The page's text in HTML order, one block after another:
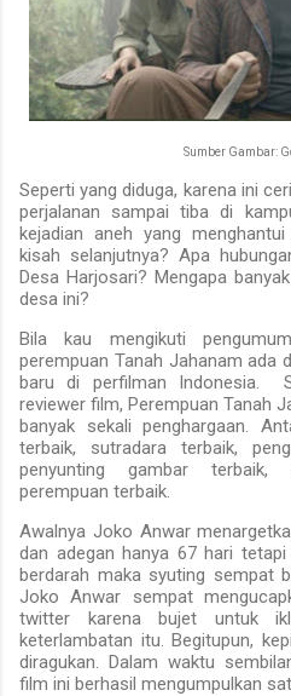
Sumber Gambar:
Seperti yang diduga, karena ini
perjalanan sampai tiba di
kejadian aneh yang
kisah selanjutnya? Apa
Desa Harjosari? Mengapa
desa ini?
Bila kau mengikuti
perempuan Tanah Jahanam ada
baru di perfilman Indonesia.
reviewer film, Perempuan Tanah
banyak sekali penghargaan.
terbaik, sutradara terbaik,
penyunting gambar terbaik,
perempuan terbaik.
Awalnya Joko Anwar
dan adegan hanya 67 hari
berdarah maka syuting sempat
Joko Anwar sempat
twitter karena bujet untuk
keterlambatan itu. Begitupun,
diragukan. Dalam waktu
film ini berhasil mengumpulkan